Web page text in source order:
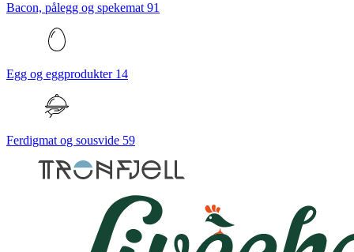
Bacon, pålegg og spekemat 91
Egg og eggprodukter 14
Ferdigmat og sousvide 59